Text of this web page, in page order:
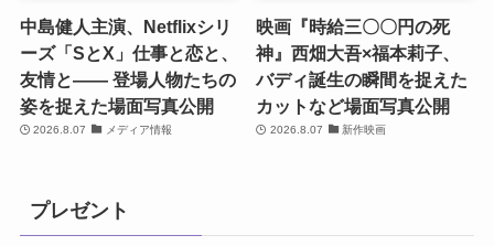
中島健人主演、Netflixシリ
ーズ「SとX」仕事と恋と、
友情と―― 登場人物たちの
姿を捉えた場面写真公開
2026.8.07 メディア情報
映画『時給三〇〇円の死
神』西畑大吾×福本莉子、
バディ誕生の瞬間を捉えた
カットなど場面写真公開
2026.8.07 新作映画
プレゼント